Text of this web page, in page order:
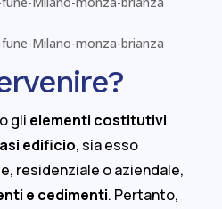
gli elementi costitutivi
edificio, sia esso
residenziale o aziendale,
e cedimenti. Pertanto,